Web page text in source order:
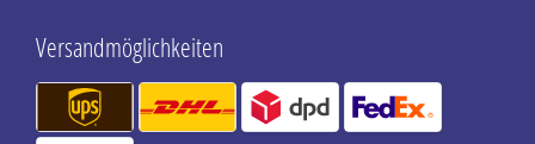
Versandmöglichkeiten